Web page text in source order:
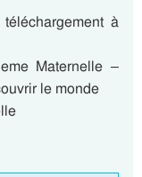
à
Maternelle –
le monde